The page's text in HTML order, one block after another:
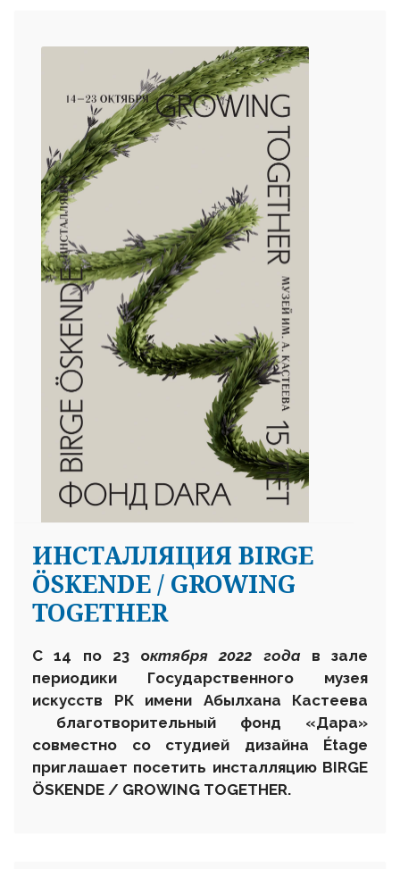
ИНСТАЛЛЯЦИЯ BIRGE
ÖSKENDE / GROWING
TOGETHER
С 14 по 23 октября 2022 года в зале
периодики Государственного музея
искусств РКимени Абылхана Кастеева
благотворительный фонд «Дара»
совместно со студией дизайна Étage
приглашает посетить инсталляцию BIRGE
ÖSKENDE / GROWING TOGETHER.